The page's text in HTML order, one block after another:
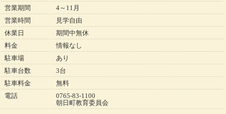
営業期間
4～11月
営業時間
見学自由
休業日
期間中無休
料金
情報なし
駐車場
あり
駐車台数
3台
駐車料金
無料
電話
0765-83-1100
朝日町教育委員会